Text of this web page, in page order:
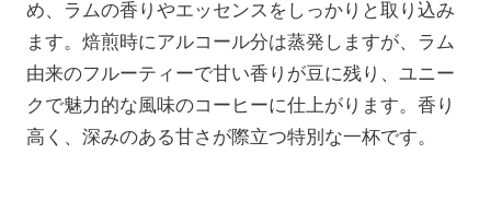
め、ラムの香りやエッセンスをしっかりと取り込み
ます。焙煎時にアルコール分は蒸発しますが、ラム
由来のフルーティーで甘い香りが豆に残り、ユニー
クで魅力的な風味のコーヒーに仕上がります。香り
高く、深みのある甘さが際立つ特別な一杯です。